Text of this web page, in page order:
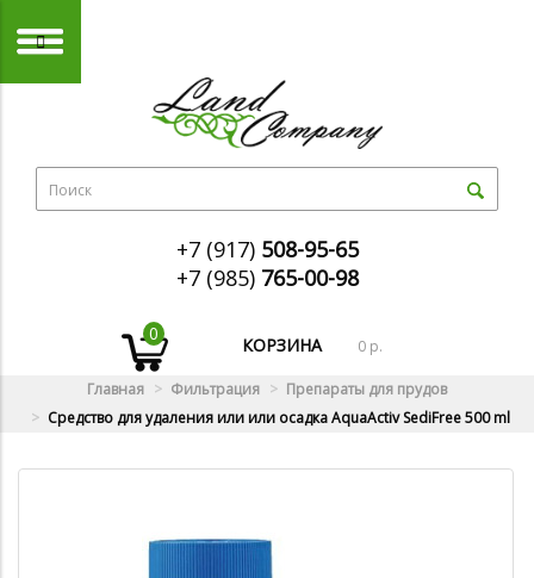
+7 (917) 508-95-65
+7 (985) 765-00-98
0
КОРЗИНА 0 р.
Главная Фильтрация
Препараты для прудов
Средство для удаления или или осадка AquaActiv SediFree 500 ml